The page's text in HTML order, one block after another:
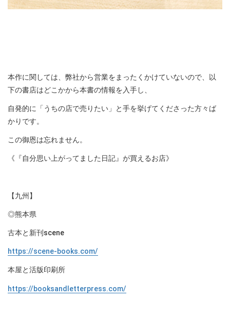
本作に関しては、弊社から営業をまったくかけていないので、以
下の書店はどこかから本書の情報を入手し、
自発的に「うちの店で売りたい」と手を挙げてくださった方々ば
かりです。
この御恩は忘れません。
《『自分思い上がってました日記』が買えるお店》
【九州】
◎熊本県
古本と新刊scene
https://scene-books.com/
本屋と活版印刷所
https://booksandletterpress.com/